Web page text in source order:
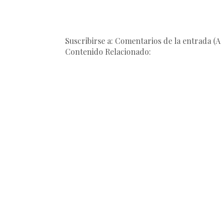
Suscribirse a: Comentarios de la entrada
Contenido Relacionado: